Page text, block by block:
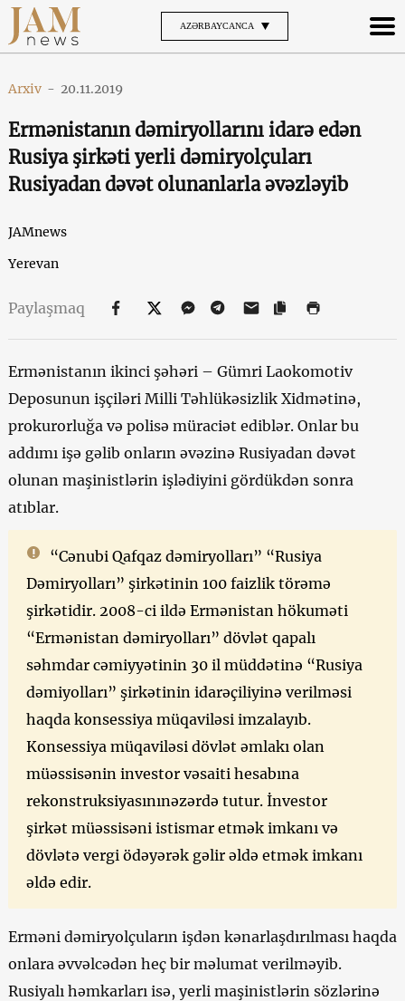
AZƏRBAYCANCA
Arxiv - 20.11.2019
Ermənistanın dəmiryollarını idarə edən
Rusiya şirkəti yerli dəmiryolçuları
Rusiyadan dəvət olunanlarla əvəzləyib
JAMnews
Yerevan
Paylaşmaq
Ermənistanın ikinci şəhəri – Gümri Laokomotiv
Deposunun işçiləri Milli Təhlükəsizlik Xidmətinə,
prokurorluğa və polisə müraciət ediblər. Onlar bu
addımı işə gəlib onların əvəzinə Rusiyadan dəvət
olunan maşinistlərin işlədiyini gördükdən sonra
atıblar.
“Cənubi Qafqaz dəmiryolları” “Rusiya
Dəmiryolları” şirkətinin 100 faizlik törəmə
şirkətidir. 2008-ci ildə Ermənistan hökuməti
“Ermənistan dəmiryolları” dövlət qapalı
səhmdar cəmiyyətinin 30 il müddətinə “Rusiya
dəmiyolları” şirkətinin idarəçiliyinə verilməsi
haqda konsessiya müqaviləsi imzalayıb.
Konsessiya müqaviləsi dövlət əmlakı olan
müəssisənin investor vəsaiti hesabına
rekonstruksiyasınınəzərdə tutur. İnvestor
şirkət müəssisəni istismar etmək imkanı və
dövlətə vergi ödəyərək gəlir əldə etmək imkanı
əldə edir.
Erməni dəmiryolçuların işdən kənarlaşdırılması haqda
onlara əvvəlcədən heç bir məlumat verilməyib.
Rusiyalı həmkarları isə, yerli maşinistlərin sözlərinə